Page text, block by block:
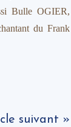
Bulle OGIER,
du Frank
suivant »